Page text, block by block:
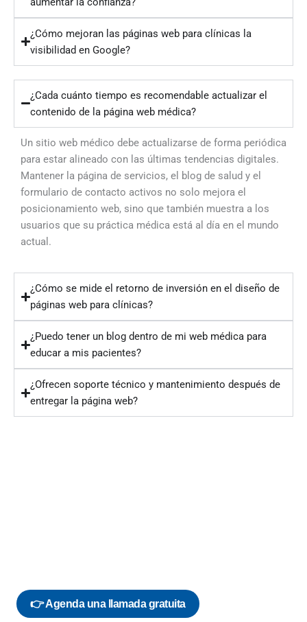
¿Cómo mejoran las páginas web para clínicas la
visibilidad en Google?
¿Cada cuánto tiempo es recomendable actualizar el
contenido de la página web médica?
Un sitio web médico debe actualizarse de forma periódica
para estar alineado con las últimas tendencias digitales.
Mantener la página de servicios, el blog de salud y el
formulario de contacto activos no solo mejora el
posicionamiento web, sino que también muestra a los
usuarios que su práctica médica está al día en el mundo
actual.
¿Cómo se mide el retorno de inversión en el diseño de
páginas web para clínicas?
¿Puedo tener un blog dentro de mi web médica para
educar a mis pacientes?
¿Ofrecen soporte técnico y mantenimiento después de
entregar la página web?
👉 Agenda una llamada gratuita